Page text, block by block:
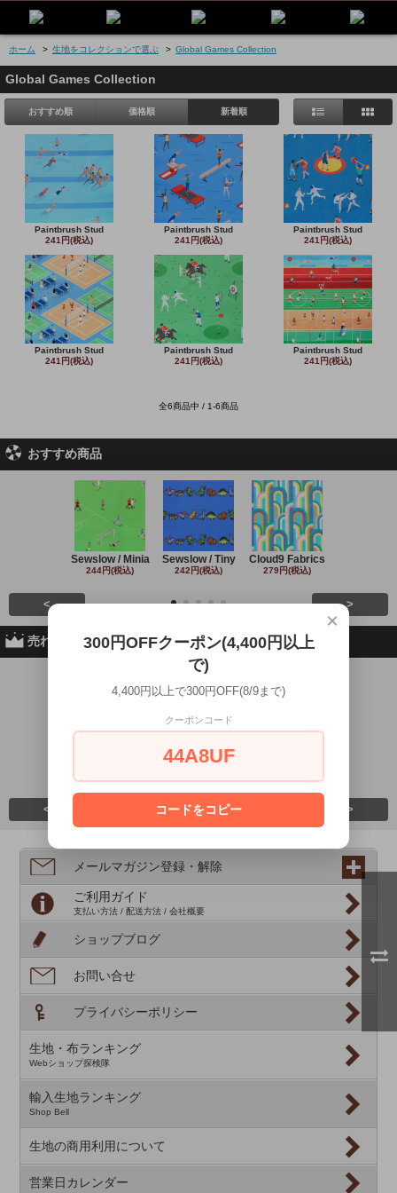
ホーム > 生地をコレクションで選ぶ > Global Games Collection
Global Games Collection
おすすめ順 価格順 新着順
Paintbrush Stud
241円(税込)
Paintbrush Stud
241円(税込)
Paintbrush Stud
241円(税込)
Paintbrush Stud
241円(税込)
Paintbrush Stud
241円(税込)
Paintbrush Stud
241円(税込)
全6商品中 / 1-6商品
おすすめ商品
Sewslow / Minia
244円(税込)
Sewslow / Tiny
242円(税込)
Cloud9 Fabrics
279円(税込)
< >
売れ筋商品
No.2
Windham Fabri
< >
メールマガジン登録・解除
ご利用ガイド
支払い方法 / 配送方法 / 会社概要
ショップブログ
お問い合せ
プライバシーポリシー
生地・布ランキング
Webショップ探検隊
輸入生地ランキング
Shop Bell
生地の商用利用について
営業日カレンダー
×
300円OFFクーポン(4,400円以上
で)
4,400円以上で300円OFF(8/9まで)
クーポンコード
44A8UF
コードをコピー